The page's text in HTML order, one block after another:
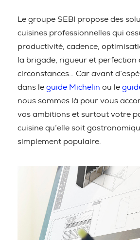
Le groupe SEBI propose des
cuisines professionnelles qui
productivité, cadence,
la brigade, rigueur et perfection
circonstances… Car avant
dans le guide Michelin ou le
nous sommes là pour vous
vos ambitions et surtout votre
cuisine qu’elle soit
simplement populaire.